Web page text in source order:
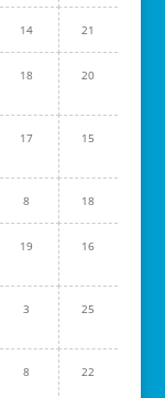
14 21
18 20
17 15
8 18
19 16
3 25
8 22